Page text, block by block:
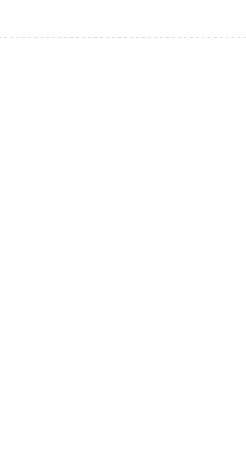
计算机网络、操作系统及信息
导完成校园网络模拟安全攻防
现基础入侵检测，具备扎实
网络安全纵深防护经验，历
参与百人规模科技公司的安